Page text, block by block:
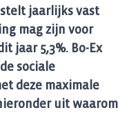
jaarlijks vast
mag zijn voor
jaar 5,3%. Bo-Ex
sociale
deze maximale
uit waarom